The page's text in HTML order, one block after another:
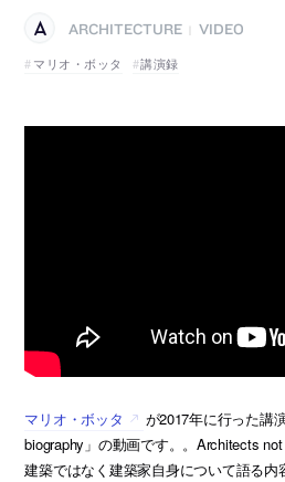
ARCHITECTURE
VIDEO
マリオ・ボッタ
講演録
マリオ・ボッタ
が2017年に行った講
biography」の動画です。。Architects not
建築ではなく建築家自身について語る内